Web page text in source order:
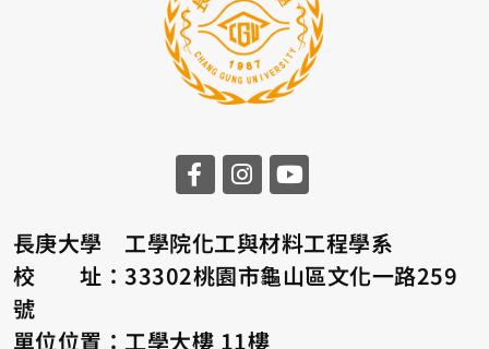
長庚大學 工學院化工與材料工程學系
校 址：33302桃園市龜山區文化一路259
號
單位位置：工學大樓 11樓